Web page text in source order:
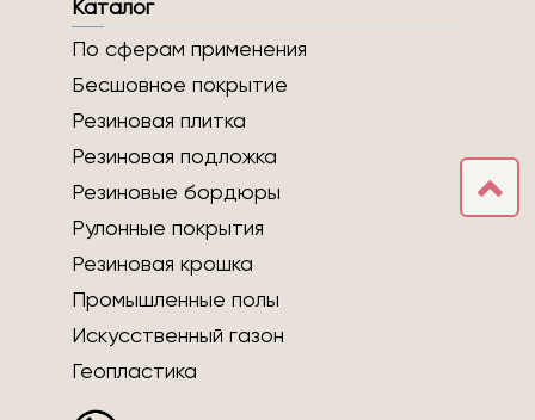
Каталог
По сферам применения
Бесшовное покрытие
Резиновая плитка
Резиновая подложка
Резиновые бордюры
Рулонные покрытия
Резиновая крошка
Промышленные полы
Искусственный газон
Геопластика